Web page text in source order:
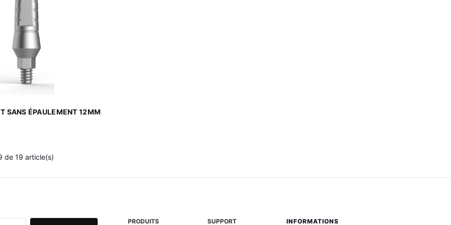
Aperçu rapide
SANS ÉPAULEMENT 12MM
de 19 article(s)
PRODUITS SUPPORT INFORMATIONS